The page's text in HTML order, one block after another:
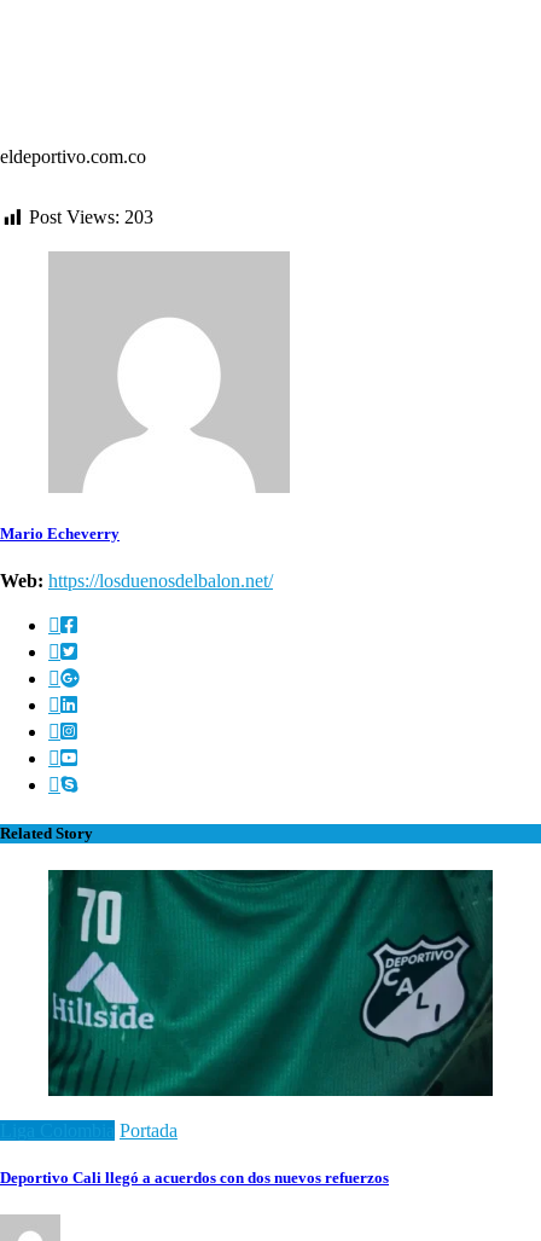
eldeportivo.com.co
Post Views: 203
Mario Echeverry
Web: https://losduenosdelbalon.net/
Related Story
Portada
Deportivo Cali llegó a acuerdos con dos nuevos refuerzos